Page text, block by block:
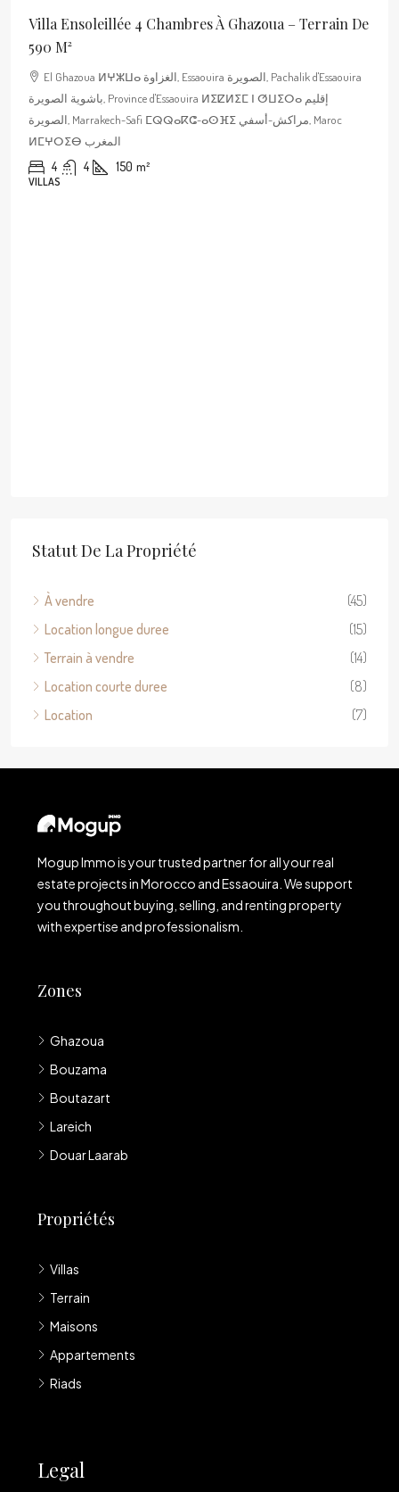
Villa Ensoleillée 4 Chambres À Ghazoua – Terrain De
590 M²
El Ghazoua ⵍⵖⵣⵡⴰ الغزاوة, Essaouira الصويرة, Pachalik d'Essaouira
باشوية الصويرة, Province d'Essaouira ⵍⵉⵇⵍⵉⵎ ⵏ ⵚⵡⵉⵔⴰ إقليم
الصويرة, Marrakech-Safi ⵎⵕⵕⴰⴽⵛ-ⴰⵙⴼⵉ مراكش-أسفي, Maroc
ⵍⵎⵖⵔⵉⴱ المغرب
4 4 150 m²
VILLAS
Statut De La Propriété
À vendre
(45)
Location longue duree
(15)
Terrain à vendre
(14)
Location courte duree
(8)
Location
(7)
Mogup Immo is your trusted partner for all your real
estate projects in Morocco and Essaouira. We support
you throughout buying, selling, and renting property
with expertise and professionalism.
Zones
Ghazoua
Bouzama
Boutazart
Lareich
Douar Laarab
Propriétés
Villas
Terrain
Maisons
Appartements
Riads
Legal